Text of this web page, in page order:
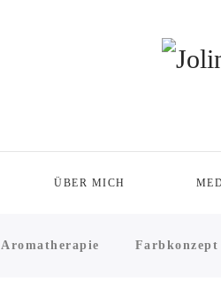
ÜBER MICH
Aromatherapie Farbkonzept